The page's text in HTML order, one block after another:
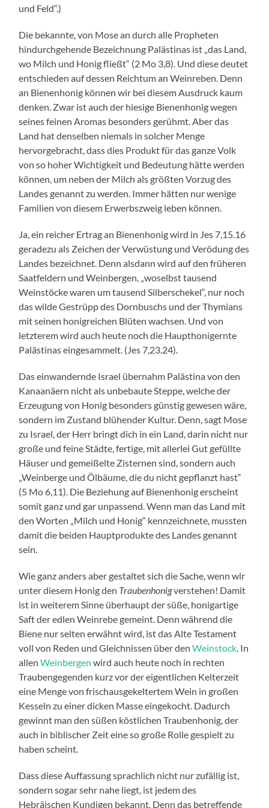
und Feld“.)
Die bekannte, von Mose an durch alle Propheten
hindurchgehende Bezeichnung Palästinas ist „das Land,
wo Milch und Honig fließt“ (2 Mo 3,8). Und diese deutet
entschieden auf dessen Reichtum an Weinreben. Denn
an Bienenhonig können wir bei diesem Ausdruck kaum
denken. Zwar ist auch der hiesige Bienenhonig wegen
seines feinen Aromas besonders gerühmt. Aber das
Land hat denselben niemals in solcher Menge
hervorgebracht, dass dies Produkt für das ganze Volk
von so hoher Wichtigkeit und Bedeutung hätte werden
können, um neben der Milch als größten Vorzug des
Landes genannt zu werden. Immer hätten nur wenige
Familien von diesem Erwerbszweig leben können.
Ja, ein reicher Ertrag an Bienenhonig wird in Jes 7,15.16
geradezu als Zeichen der Verwüstung und Verödung des
Landes bezeichnet. Denn alsdann wird auf den früheren
Saatfeldern und Weinbergen, „woselbst tausend
Weinstöcke waren um tausend Silberschekel“, nur noch
das wilde Gestrüpp des Dornbuschs und der Thymians
mit seinen honigreichen Blüten wachsen. Und von
letzterem wird auch heute noch die Haupthonigernte
Palästinas eingesammelt. (Jes 7,23.24).
Das einwandernde Israel übernahm Palästina von den
Kanaanäern nicht als unbebaute Steppe, welche der
Erzeugung von Honig besonders günstig gewesen wäre,
sondern im Zustand blühender Kultur. Denn, sagt Mose
zu Israel, der Herr bringt dich in ein Land, darin nicht nur
große und feine Städte, fertige, mit allerlei Gut gefüllte
Häuser und gemeißelte Zisternen sind, sondern auch
„Weinberge und Ölbäume, die du nicht gepflanzt hast“
(5 Mo 6,11). Die Beziehung auf Bienenhonig erscheint
somit ganz und gar unpassend. Wenn man das Land mit
den Worten „Milch und Honig“ kennzeichnete, mussten
damit die beiden Hauptprodukte des Landes genannt
sein.
Wie ganz anders aber gestaltet sich die Sache, wenn wir
unter diesem Honig den Traubenhonigverstehen! Damit
ist in weiterem Sinne überhaupt der süße, honigartige
Saft der edlen Weinrebe gemeint. Denn während die
Biene nur selten erwähnt wird, ist das Alte Testament
voll von Reden und Gleichnissen über denWeinstock . In
allenWeinbergen wird auch heute noch in rechten
Traubengegenden kurz vor der eigentlichen Kelterzeit
eine Menge von frischausgekeltertem Wein in großen
Kesseln zu einer dicken Masse eingekocht. Dadurch
gewinnt man den süßen köstlichen Traubenhonig, der
auch in biblischer Zeit eine so große Rolle gespielt zu
haben scheint.
Dass diese Auffassung sprachlich nicht nur zufällig ist,
sondern sogar sehr nahe liegt, ist jedem des
Hebräischen Kundigen bekannt. Denn das betreffende